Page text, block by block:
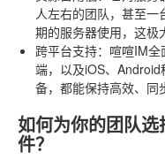
人左右的团队，甚至
期的服务器使用，这极
跨平台支持：喧喧IM
端，以及iOS、
备，都能保持高效、同
如何为你的团队
件？